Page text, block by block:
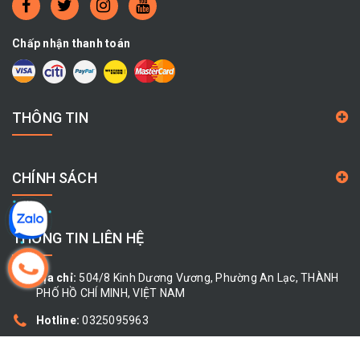
Chấp nhận thanh toán
THÔNG TIN
CHÍNH SÁCH
THÔNG TIN LIÊN HỆ
Địa chỉ: 504/8 Kinh Dương Vương, Phường An Lạc, THÀNH
PHỐ HỒ CHÍ MINH, VIỆT NAM
Hotline:0325095963